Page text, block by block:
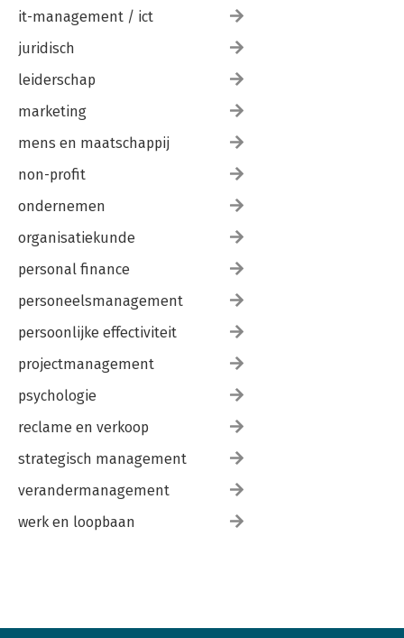
it-management / ict
juridisch
leiderschap
marketing
mens en maatschappij
non-profit
ondernemen
organisatiekunde
personal finance
personeelsmanagement
persoonlijke effectiviteit
projectmanagement
psychologie
reclame en verkoop
strategisch management
verandermanagement
werk en loopbaan